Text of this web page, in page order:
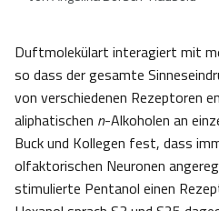
Duftmolekülart interagiert mit
so dass der gesamte
von verschiedenen Rezeptoren
aliphatischen n-Alkoholen an
Buck und Kollegen fest, dass
olfaktorischen Neuronen
stimulierte Pentanol einen